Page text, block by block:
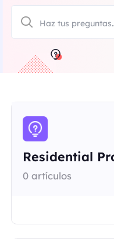
Residential
0 artículos